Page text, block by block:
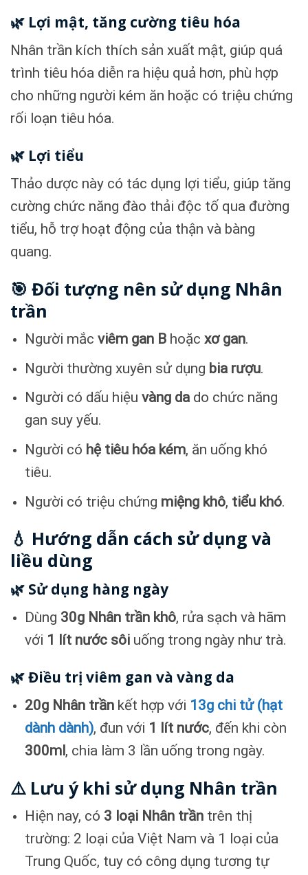
🌿 Lợi mật, tăng cường tiêu hóa
Nhân trần kích thích sản xuất mật, giúp quá
trình tiêu hóa diễn ra hiệu quả hơn, phù hợp
cho những người kém ăn hoặc có triệu chứng
rối loạn tiêu hóa.
🌿 Lợi tiểu
Thảo dược này có tác dụng lợi tiểu, giúp tăng
cường chức năng đào thải độc tố qua đường
tiểu, hỗ trợ hoạt động của thận và bàng
quang.
🎯 Đối tượng nên sử dụng Nhân
trần
Người mắc viêm gan Bhoặc xơ gan.
Người thường xuyên sử dụng bia rượu.
Người có dấu hiệu vàng dado chức năng
gan suy yếu.
Người có hệ tiêu hóa kém, ăn uống khó
tiêu.
Người có triệu chứng miệng khô, tiểu khó.
💧 Hướng dẫn cách sử dụng và
liều dùng
🌿 Sử dụng hàng ngày
Dùng 30g Nhân trần khô, rửa sạch và hãm
với 1 lít nước sôiuống trong ngày như trà.
🌿 Điều trị viêm gan và vàng da
20g Nhân trầnkết hợp với 13g chi tử (hạt
dành dành), đun với 1 lít nước, đến khi còn
300ml, chia làm 3 lần uống trong ngày.
⚠️ Lưu ý khi sử dụng Nhân trần
Hiện nay, có 3 loại Nhân trầntrên thị
trường: 2 loại của Việt Nam và 1 loại của
Trung Quốc, tuy có công dụng tương tự